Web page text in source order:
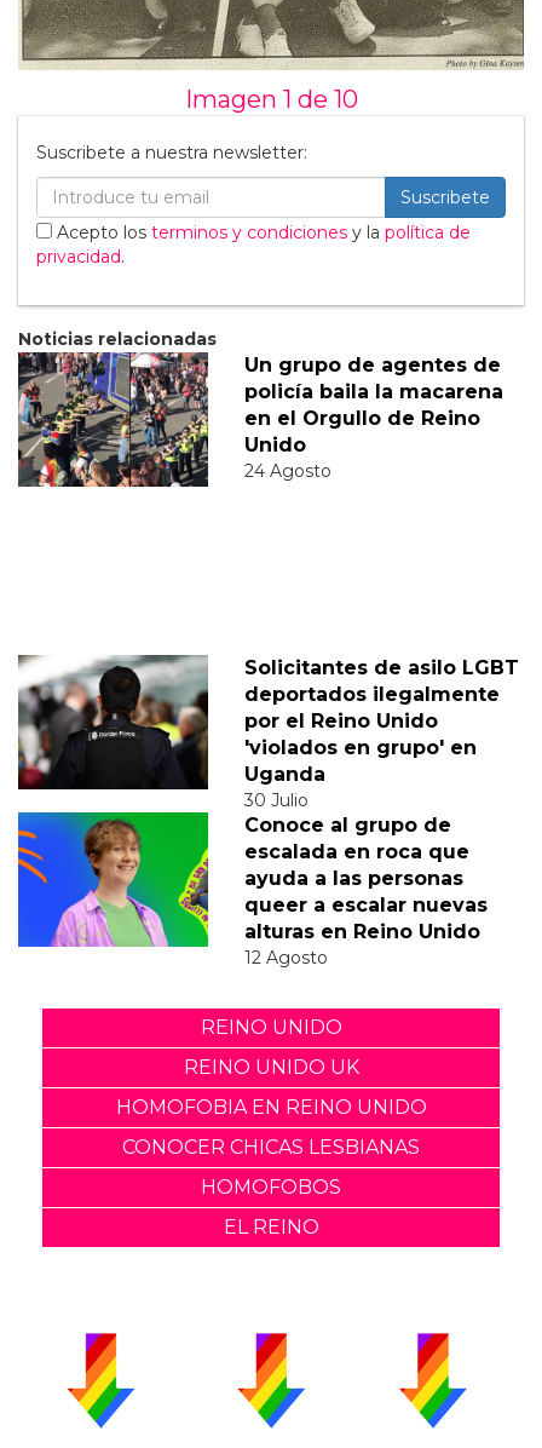
Imagen 1 de 10
Suscribete a nuestra newsletter:
Suscribete
Acepto los terminos y condiciones y la política de
privacidad.
Noticias relacionadas
Un grupo de agentes de
policía baila la macarena
en el Orgullo de Reino
Unido
24 Agosto
Solicitantes de asilo LGBT
deportados ilegalmente
por el Reino Unido
'violados en grupo' en
Uganda
30 Julio
Conoce al grupo de
escalada en roca que
ayuda a las personas
queer a escalar nuevas
alturas en Reino Unido
12 Agosto
REINO UNIDO
REINO UNIDO UK
HOMOFOBIA EN REINO UNIDO
CONOCER CHICAS LESBIANAS
HOMOFOBOS
EL REINO